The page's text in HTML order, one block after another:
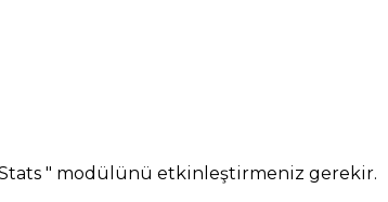
" modülünü etkinleştirmeniz gerekir.